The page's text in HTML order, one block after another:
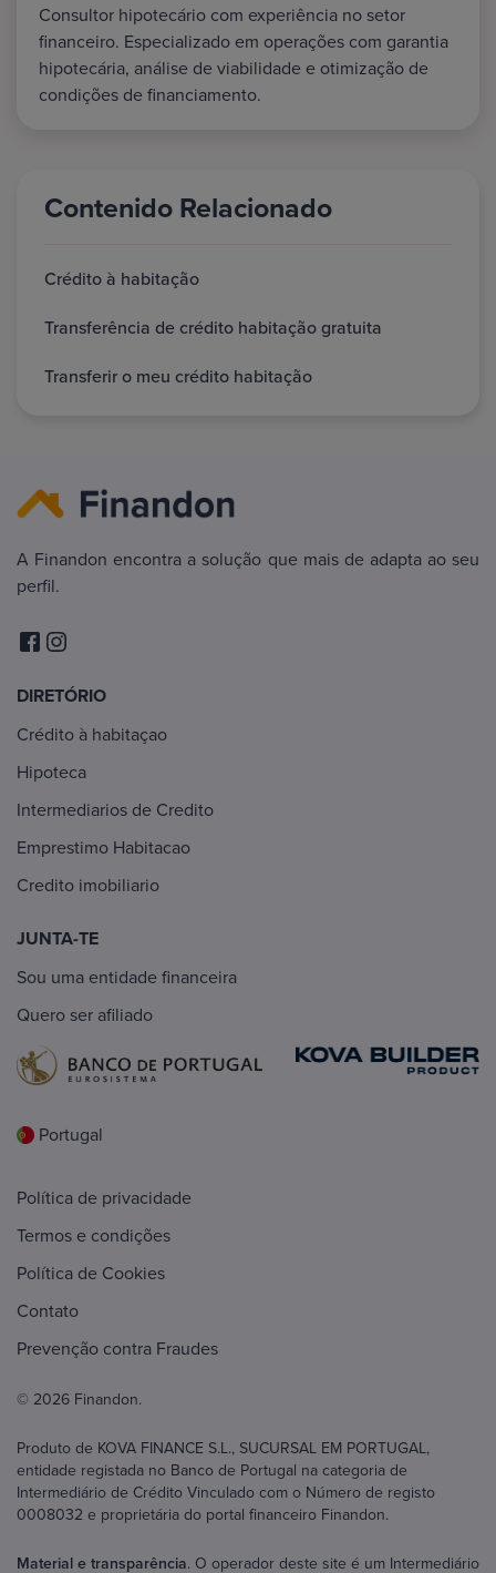
Consultor hipotecário com experiência no setor
financeiro. Especializado em operações com garantia
hipotecária, análise de viabilidade e otimização de
condições de financiamento.
Contenido Relacionado
Crédito à habitação
Transferência de crédito habitação gratuita
Transferir o meu crédito habitação
A Finandon encontra a solução que mais de adapta ao seu
perfil.
DIRETÓRIO
Crédito à habitaçao
Hipoteca
Intermediarios de Credito
Emprestimo Habitacao
Credito imobiliario
JUNTA-TE
Sou uma entidade financeira
Quero ser afiliado
Portugal
Política de privacidade
Termos e condições
Política de Cookies
Contato
Prevenção contra Fraudes
© 2026 Finandon.
Produto de KOVA FINANCE S.L., SUCURSAL EM PORTUGAL,
entidade registada no Banco de Portugal na categoria de
Intermediário de Crédito Vinculado com o Número de registo
0008032 e proprietária do portal financeiro Finandon.
Material e transparência. O operador deste site é um Intermediário